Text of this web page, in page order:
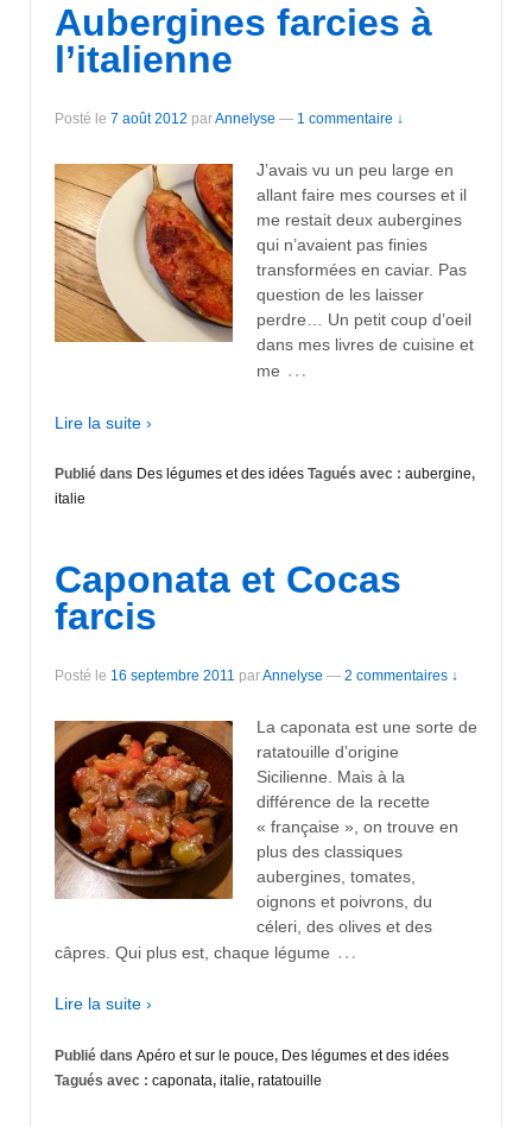
Aubergines farcies à
l’italienne
Posté le 7 août 2012 parAnnelyse — 1 commentaire ↓
J’avais vu un peu large en
allant faire mes courses et il
me restait deux aubergines
qui n’avaient pas finies
transformées en caviar. Pas
question de les laisser
perdre… Un petit coup d’oeil
dans mes livres de cuisine et
me …
Lire la suite ›
Publié dans Des légumes et des idées Tagués avec : aubergine,
italie
Caponata et Cocas
farcis
Posté le 16 septembre 2011 parAnnelyse — 2 commentaires ↓
La caponata est une sorte de
ratatouille d’origine
Sicilienne. Mais à la
différence de la recette
« française », on trouve en
plus des classiques
aubergines, tomates,
oignons et poivrons, du
céleri, des olives et des
câpres. Qui plus est, chaque légume …
Lire la suite ›
Publié dans Apéro et sur le pouce, Des légumes et des idées
Tagués avec : caponata, italie, ratatouille